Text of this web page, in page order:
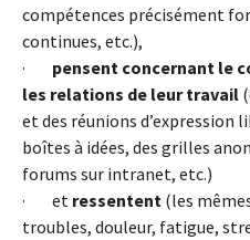
compétences précisément
continues, etc.),
· pensent concernant le
les relations de leur travail
et des réunions d’expression
boîtes à idées, des grilles
forums sur intranet, etc.)
· et ressentent (les
troubles, douleur, fatigue,